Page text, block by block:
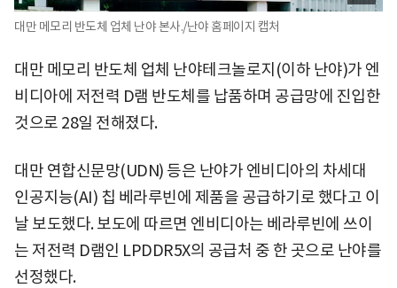
대만 메모리 반도체 업체 난야 본사./난야 홈페이지 캡처
대만 메모리 반도체 업체 난야테크놀로지(이하 난야)가 엔
비디아에 저전력 D램 반도체를 납품하며 공급망에 진입한
것으로 28일 전해졌다.
대만 연합신문망(UDN) 등은 난야가 엔비디아의 차세대
인공지능(AI) 칩 베라루빈에 제품을 공급하기로 했다고 이
날 보도했다. 보도에 따르면 엔비디아는 베라루빈에 쓰이
는 저전력 D램인 LPDDR5X의 공급처 중 한 곳으로 난야를
선정했다.